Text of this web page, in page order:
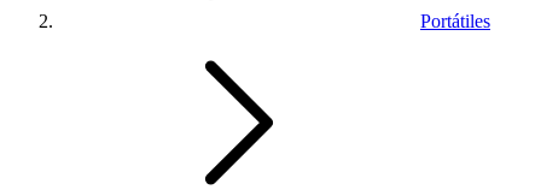
Portátiles